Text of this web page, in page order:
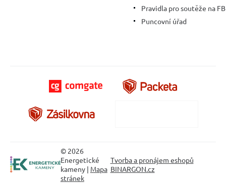
Pravidla pro soutěže na FB
Puncovní úřad
© 2026
Energetické
kameny | Mapa
stránek
Tvorba a pronájem eshopů
BINARGON.cz